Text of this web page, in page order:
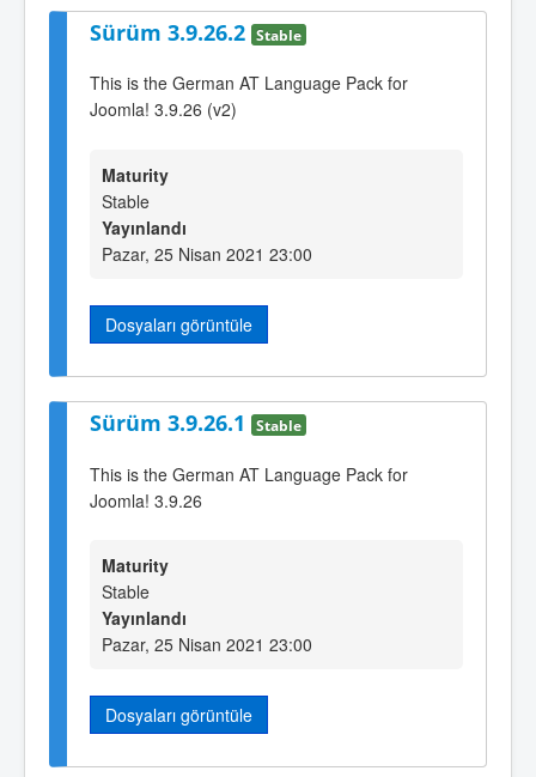
Sürüm 3.9.26.2 Stable
This is the German AT Language Pack for
Joomla! 3.9.26 (v2)
Maturity
Stable
Yayınlandı
Pazar, 25 Nisan 2021 23:00
Dosyaları görüntüle
Sürüm 3.9.26.1 Stable
This is the German AT Language Pack for
Joomla! 3.9.26
Maturity
Stable
Yayınlandı
Pazar, 25 Nisan 2021 23:00
Dosyaları görüntüle